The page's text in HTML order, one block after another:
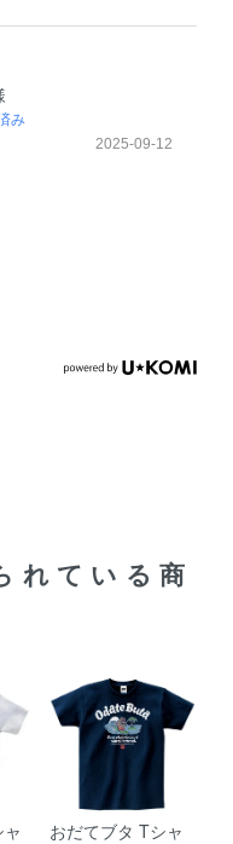
み
2025-09-12
れている商
おだてブタ Tシャ